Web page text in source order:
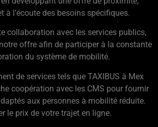
à l’écoute des besoins spécifiques.
collaboration avec les services publics,
offre afin de participer à la constante
du système de mobilité.
de services tels que TAXIBUS à Mex
coopération avec les CMS pour fournir
aux personnes à mobilité réduite.
le prix de votre trajet en ligne.